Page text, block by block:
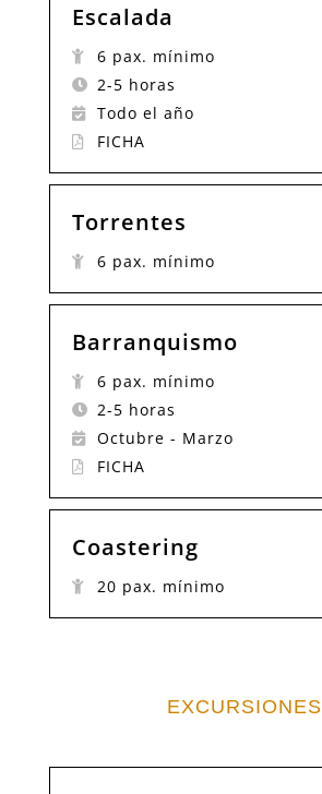
Escalada
6 pax. mínimo
2-5 horas
Todo el año
FICHA
Torrentes
6 pax. mínimo
Barranquismo
6 pax. mínimo
2-5 horas
Octubre - Marzo
FICHA
Coastering
20 pax. mínimo
EXCURSIONES